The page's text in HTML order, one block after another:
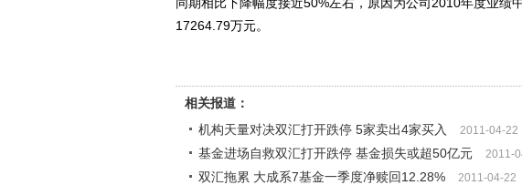
17264.79万元。
相关报道：
机构天量对决双汇打开跌停 5家卖出4家买入
2011-04-22
基金进场自救双汇打开跌停 基金损失或超50亿元 2011-
双汇拖累 大成系7基金一季度净赎回12.28% 2011-04-22